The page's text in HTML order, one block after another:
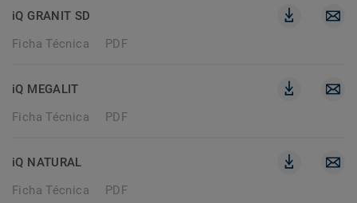
iQ GRANIT SD
Ficha Técnica
PDF
iQ MEGALIT
Ficha Técnica
PDF
iQ NATURAL
Ficha Técnica
PDF